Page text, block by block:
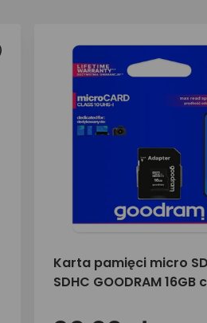
Karta pamięci micro
SDHC GOODRAM 16GB